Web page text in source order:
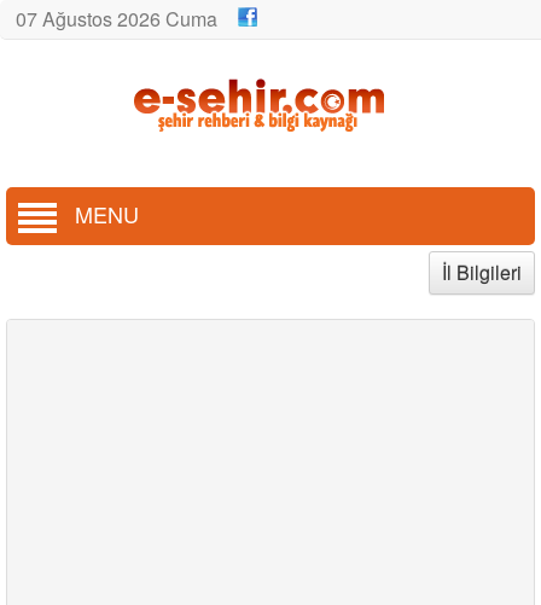
07 Ağustos 2026 Cuma
MENU
İl Bilgileri